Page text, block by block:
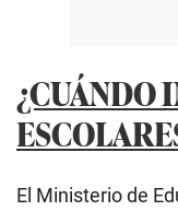
¿CUÁNDO
El Ministerio de